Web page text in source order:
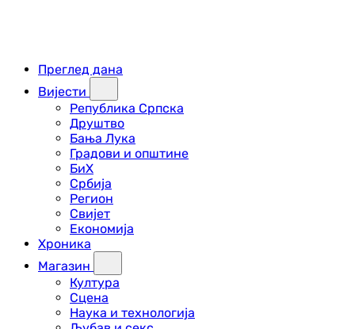
Преглед дана
Вијести
Република Српска
Друштво
Бања Лука
Градови и општине
БиХ
Србија
Регион
Свијет
Економија
Хроника
Магазин
Култура
Сцена
Наука и технологија